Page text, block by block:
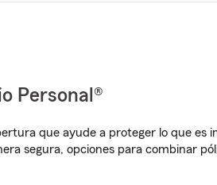
Personal®
que ayude a proteger lo que es
segura, opciones para combinar